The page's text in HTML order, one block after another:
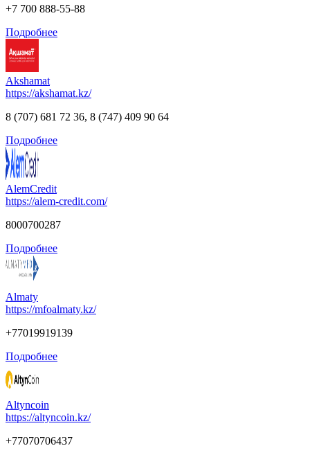
+7 700 888-55-88
Подробнее
Akshamat
https://akshamat.kz/
8 (707) 681 72 36, 8 (747) 409 90 64
Подробнее
AlemCredit
https://alem-credit.com/
8000700287
Подробнее
Almaty
https://mfoalmaty.kz/
+77019919139
Подробнее
Altyncoin
https://altyncoin.kz/
+77070706437